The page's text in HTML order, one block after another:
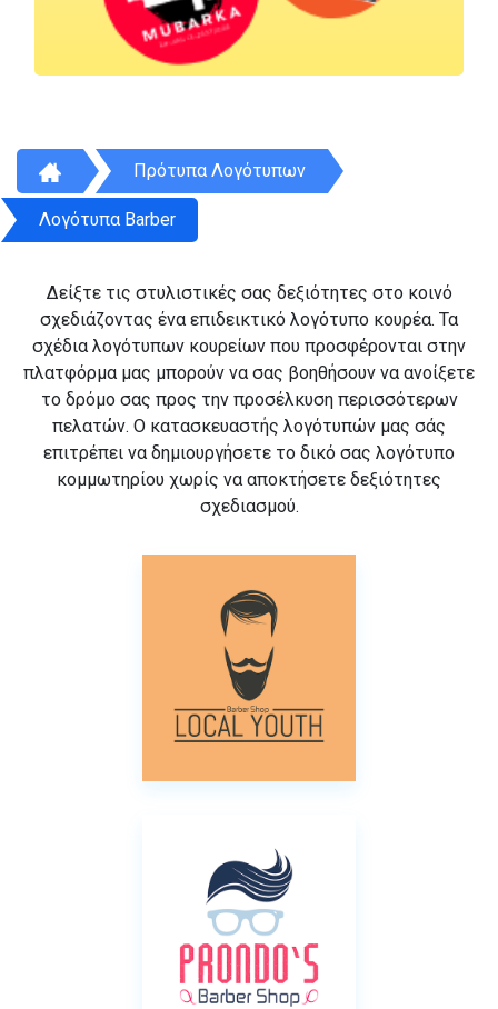
Πρότυπα Λογότυπων
Λογότυπα Barber
Δείξτε τις στυλιστικές σας δεξιότητες στο κοινό
σχεδιάζοντας ένα επιδεικτικό λογότυπο κουρέα. Τα
σχέδια λογότυπων κουρείων που προσφέρονται στην
πλατφόρμα μας μπορούν να σας βοηθήσουν να ανοίξετε
το δρόμο σας προς την προσέλκυση περισσότερων
πελατών. Ο κατασκευαστής λογότυπών μας σάς
επιτρέπει να δημιουργήσετε το δικό σας λογότυπο
κομμωτηρίου χωρίς να αποκτήσετε δεξιότητες
σχεδιασμού.